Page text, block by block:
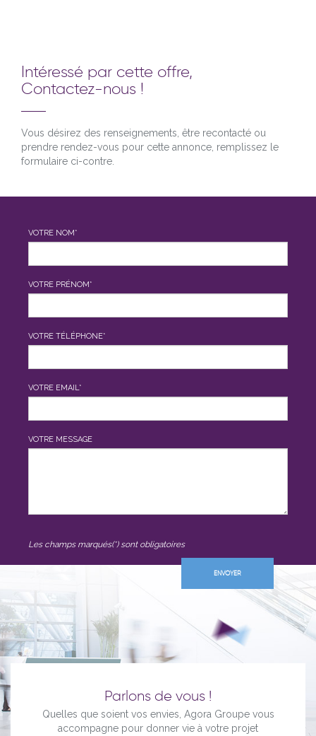
Intéressé par cette offre,
Contactez-nous !
Vous désirez des renseignements, être recontacté ou
prendre rendez-vous pour cette annonce, remplissez le
formulaire ci-contre.
VOTRE NOM*
VOTRE PRÉNOM*
VOTRE TÉLÉPHONE*
VOTRE EMAIL*
VOTRE MESSAGE
Les champs marqués(*) sont obligatoires
Parlons de vous !
Quelles que soient vos envies, Agora Groupe vous
accompagne pour donner vie à votre projet